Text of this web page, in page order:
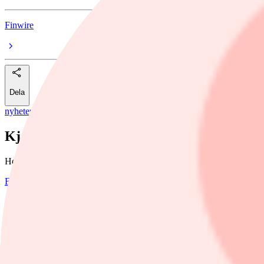
Finwire
Dela
nyheter
Kjell & Company gör företrädesemission
Hemelektronikkedjan Kjell & Company ska genomföra en
Finwire